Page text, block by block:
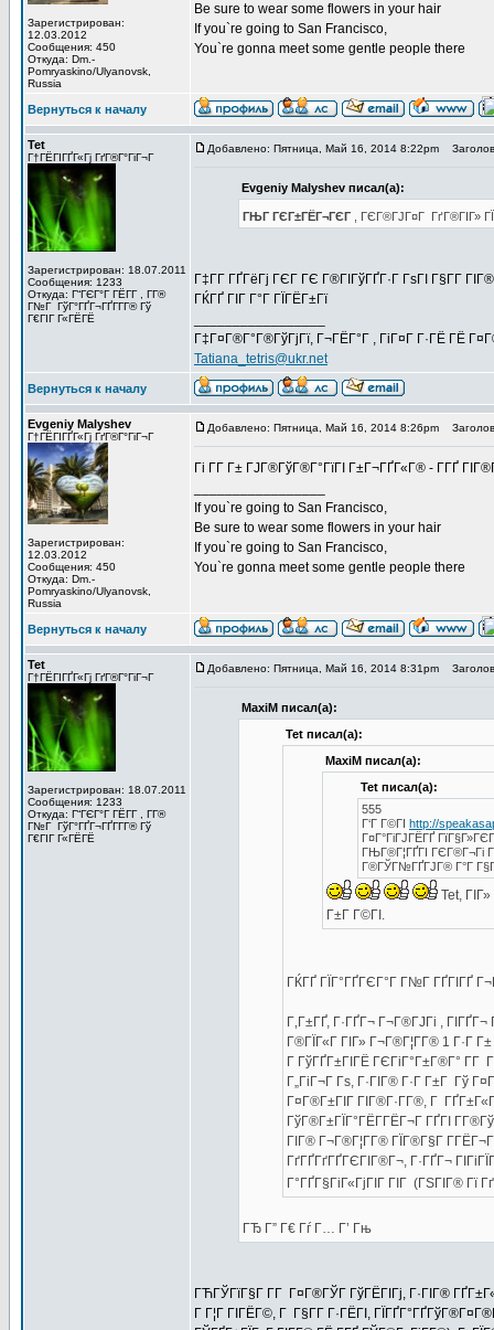
Зарегистрирован:
12.03.2012
Сообщения: 450
Откуда: Dm.-
Pomryaskino/Ulyanovsk,
Russia
Be sure to wear some flowers in your hair
If you`re going to San Francisco,
You`re gonna meet some gentle people there
Вернуться к началу
Tet
Г†ГЁГІГҐГ«Гј ГґГ®Г°ГіГ¬Г
Зарегистрирован: 18.07.2011
Сообщения: 1233
Откуда: Г“ГЄГ°Г ГЁГ­Г , Г­Г®
Г№Г ГўГ°ГҐГ¬ГҐГ­Г­Г® Гў
Г€ГІГ Г«ГЁГЁ
Добавлено: Пятница, Май 16, 2014 8:22pm
Evgeniy Malyshev писал(а):
ГЊГ ГЄГ±ГЁГ¬ГЄГ , ГЄГ®ГЈГ¤Г ГґГ®ГІГ»
Г‡Г­Г ГҐГёГј ГЄГ ГЄ Г®ГІГўГҐГ·Г ГѕГІ Г§Г­Г
ГЌГҐ ГІГ Г°Г ГЇГЁГ±Гї
Г‡Г¤Г®Г°Г®ГўГјГї, Г¬ГЁГ°Г , ГіГ¤Г Г·ГЁ ГЁ
Tatiana_tetris@ukr.net
Вернуться к началу
Evgeniy Malyshev
Г†ГЁГІГҐГ«Гј ГґГ®Г°ГіГ¬Г
Зарегистрирован:
12.03.2012
Сообщения: 450
Откуда: Dm.-
Pomryaskino/Ulyanovsk,
Russia
Добавлено: Пятница, Май 16, 2014 8:26pm
Гі Г­Г Г± ГЈГ®ГўГ®Г°ГїГІ Г±Г¬ГҐГ«Г® - Г­ГҐ
If you`re going to San Francisco,
Be sure to wear some flowers in your hair
If you`re going to San Francisco,
You`re gonna meet some gentle people there
Вернуться к началу
Tet
Г†ГЁГІГҐГ«Гј ГґГ®Г°ГіГ¬Г
Зарегистрирован: 18.07.2011
Сообщения: 1233
Откуда: Г“ГЄГ°Г ГЁГ­Г , Г­Г®
Г№Г ГўГ°ГҐГ¬ГҐГ­Г­Г® Гў
Г€ГІГ Г«ГЁГЁ
Добавлено: Пятница, Май 16, 2014 8:31pm
MaxiM писал(а):
Tet писал(а):
MaxiM писал(а):
Tet писал(а):
555
Г‘Г Г©ГІ http://
Г¤Г°ГіГЈГЁГҐ
ГЊГ®Г¦ГҐГІ ГЄГ®Г¬Гі
Г®ГЎГ№ГҐГЈГ® Г°Г
Tet,
Г±Г Г©ГІ.
ГЌГҐ ГЇГ°ГҐГЄГ°Г Г№Г ГҐГІГҐ
Г‚Г±ГҐ, Г·ГҐГ¬ Г¬Г®ГЈГі ,
Г®ГЇГ«Г ГІГ» Г¬Г®Г¦Г­Г® 1 Г·Г
Г ГўГҐГ±ГІГЁ ГЄГіГ°Г±Г®Г° Г­Г
Г„ГіГ¬Г Гѕ, Г·ГІГ® Г·Г Г±Г Гў
Г¤Г®Г±ГІГ ГІГ®Г·Г­Г®, Г
ГўГ®Г±ГЇГ°ГЁГ­ГЁГ¬Г ГҐГІ
ГІГ® Г¬Г®Г¦Г­Г® ГЇГ®Г§Г
ГґГҐГґГҐГЄГІГ®Г¬, Г·ГҐГ¬
Г°ГҐГ§ГіГ«ГјГІГ ГІГ (ГЅГІГ® Гї
ГЂ Г” Г€ Гѓ Г… Г’ Гњ
ГЋГЎГїГ§Г Г­Г Г¤Г®ГЎГ ГўГЁГІГј, Г·ГІГ®
Г Г¦Г ГІГЁГ©, Г Г§Г­Г Г·ГЁГІ,